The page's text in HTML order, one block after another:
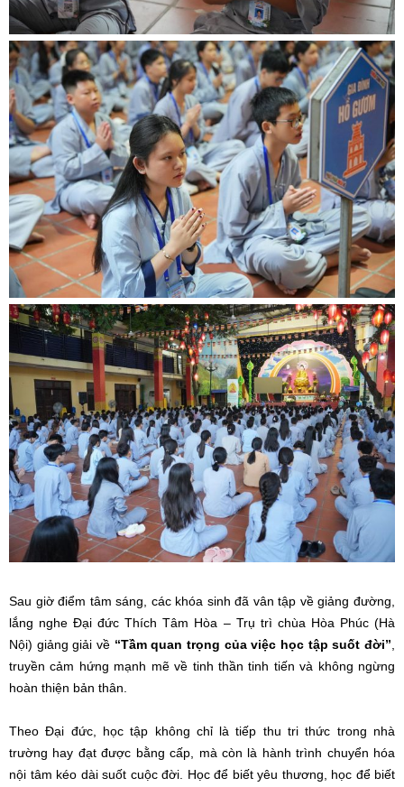
Sau giờ điểm tâm sáng, các khóa sinh đã vân tập về giảng đường,
lắng nghe Đại đức Thích Tâm Hòa – Trụ trì chùa Hòa Phúc (Hà
Nội) giảng giải về “Tầm quan trọng của việc học tập suốt đời”
truyền cảm hứng mạnh mẽ về tinh thần tinh tiến và không ngừng
hoàn thiện bản thân.
Theo Đại đức, học tập không chỉ là tiếp thu tri thức trong nhà
trường hay đạt được bằng cấp, mà còn là hành trình chuyển hóa
nội tâm kéo dài suốt cuộc đời. Học để biết yêu thương, học để biết